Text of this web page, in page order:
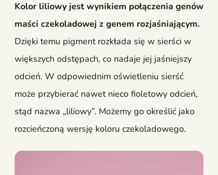
Kolor liliowy jest wynikiem połączenia genów
maści czekoladowej z genem rozjaśniającym.
Dzięki temu pigment rozkłada się w sierści w
większych odstępach, co nadaje jej jaśniejszy
odcień. W odpowiednim oświetleniu sierść
może przybierać nawet nieco fioletowy odcień,
stąd nazwa „liliowy”. Możemy go określić jako
rozcieńczoną wersję koloru czekoladowego.